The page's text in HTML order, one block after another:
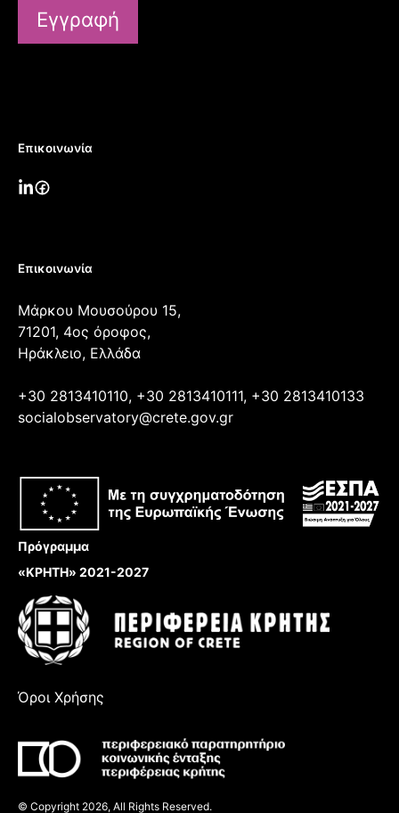
Εγγραφή
Επικοινωνία
Επικοινωνία
Μάρκου Μουσούρου 15,
71201, 4ος όροφος,
Ηράκλειο, Ελλάδα
+30 2813410110, +30 2813410111, +30 2813410133
socialobservatory@crete.gov.gr
Πρόγραμμα
«ΚΡΗΤΗ» 2021-2027
© Copyright 2026, All Rights Reserved.
Όροι Χρήσης